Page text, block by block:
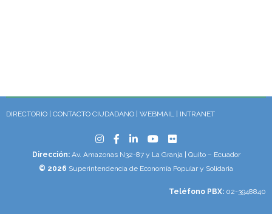
DIRECTORIO CONTACTO CIUDADANO WEBMAIL INTRANET
Dirección:Av. Amazonas N32-87 y La Granja | Quito – Ecuador
© 2026 Superintendencia de Economía Popular y Solidaria
Teléfono PBX: 02-3948840